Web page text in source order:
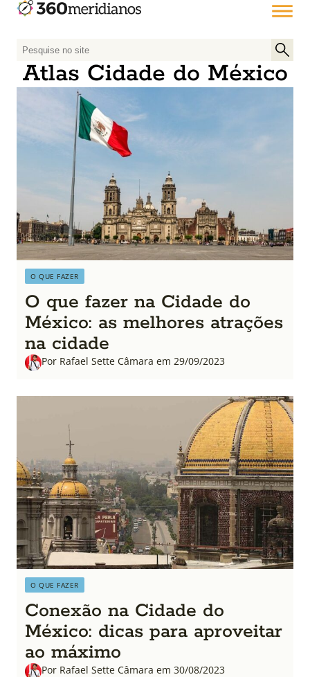
P
i
o
r
:
Atlas Cidade do México
O QUE FAZER
O que fazer na Cidade do
México: as melhores atrações
na cidade
Por Rafael Sette Câmara em 29/09/2023
O QUE FAZER
Conexão na Cidade do
México: dicas para aproveitar
ao máximo
Por Rafael Sette Câmara em 30/08/2023